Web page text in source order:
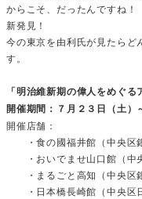
からこそ、だったんですね！
新発見！
今の東京を由利氏が見たらど
す。
「明治維新期の偉人をめぐ
開催期間：７月２３日（土）
開催店舗：
・食の國福井館（中央区
・おいでませ山口館（中
・まるごと高知（中央区
・日本橋長崎館（中央区